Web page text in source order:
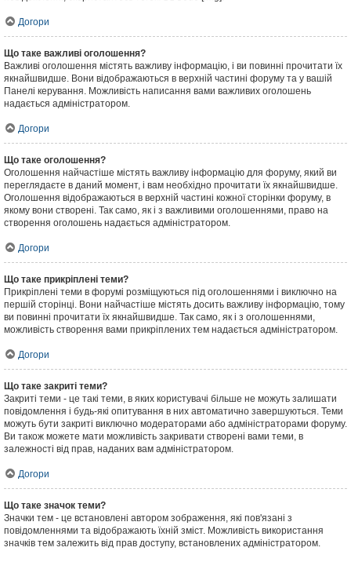
Догори
Що таке важливі оголошення?
Важливі оголошення містять важливу інформацію, і ви повинні прочитати їх
якнайшвидше. Вони відображаються в верхній частині форуму та у вашій
Панелі керування. Можливість написання вами важливих оголошень
надається адміністратором.
Догори
Що таке оголошення?
Оголошення найчастіше містять важливу інформацію для форуму, який ви
переглядаєте в даний момент, і вам необхідно прочитати їх якнайшвидше.
Оголошення відображаються в верхній частині кожної сторінки форуму, в
якому вони створені. Так само, як і з важливими оголошеннями, право на
створення оголошень надається адміністратором.
Догори
Що таке прикріплені теми?
Прикріплені теми в форумі розміщуються під оголошеннями і виключно на
першій сторінці. Вони найчастіше містять досить важливу інформацію, тому
ви повинні прочитати їх якнайшвидше. Так само, як і з оголошеннями,
можливість створення вами прикріплених тем надається адміністратором.
Догори
Що таке закриті теми?
Закриті теми - це такі теми, в яких користувачі більше не можуть залишати
повідомлення і будь-які опитування в них автоматично завершуються. Теми
можуть бути закриті виключно модераторами або адміністраторами форуму.
Ви також можете мати можливість закривати створені вами теми, в
залежності від прав, наданих вам адміністратором.
Догори
Що таке значок теми?
Значки тем - це встановлені автором зображення, які пов'язані з
повідомленнями та відображають їхній зміст. Можливість використання
значків тем залежить від прав доступу, встановлених адміністратором.